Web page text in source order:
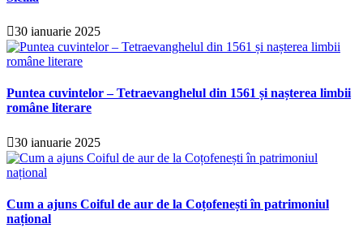
30 ianuarie 2025
Puntea cuvintelor – Tetraevanghelul din 1561 și nașterea limbii
române literare
30 ianuarie 2025
Cum a ajuns Coiful de aur de la Coțofenești în patrimoniul
național